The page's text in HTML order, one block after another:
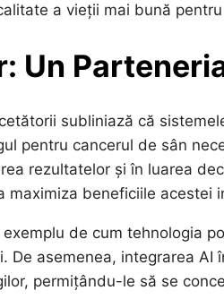
a vieții mai bună
Un
subliniază că
pentru cancerul de sân
rezultatelor și în luarea
maximiza beneficiile acestei
de cum tehnologia
asemenea, integrarea AI
permițându-le să se